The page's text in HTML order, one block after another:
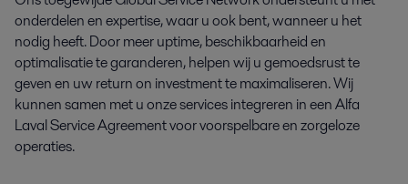
onderdelen en expertise, waar u ook bent, wanneer u het
nodig heeft. Door meer uptime, beschikbaarheid en
optimalisatie te garanderen, helpen wij u gemoedsrust te
geven en uw return on investment te maximaliseren. Wij
kunnen samen met u onze services integreren in een Alfa
Laval Service Agreement voor voorspelbare en zorgeloze
operaties.